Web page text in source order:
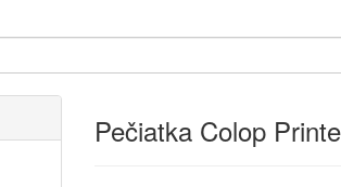
Pečiatka Colop